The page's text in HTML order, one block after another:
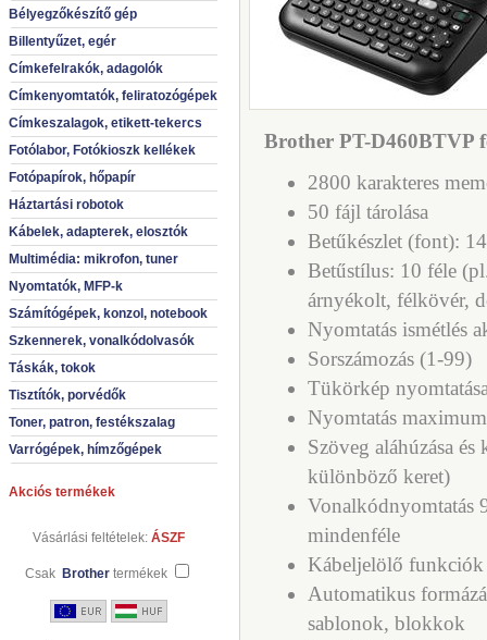
Bélyegzőkészítő gép
Billentyűzet, egér
Címkefelrakók, adagolók
Címkenyomtatók, feliratozógépek
Címkeszalagok, etikett-tekercs
Fotólabor, Fotókioszk kellékek
Fotópapírok, hőpapír
Háztartási robotok
Kábelek, adapterek, elosztók
Multimédia: mikrofon, tuner
Nyomtatók, MFP-k
Számítógépek, konzol, notebook
Szkennerek, vonalkódolvasók
Táskák, tokok
Tisztítók, porvédők
Toner, patron, festékszalag
Varrógépek, hímzőgépek
Akciós termékek
Vásárlási feltételek: ÁSZF
Csak Brother termékek
Brother PT-D460BTVP
2800 karakteres
50 fájl tárolása
Betűkészlet (font):
Betűstílus: 10 féle
árnyékolt, félkövér,
Nyomtatás ismétlés
Sorszámozás (1-99)
Tükörkép
Nyomtatás
Szöveg aláhúzása és
különböző keret)
Vonalkódnyomtatás
mindenféle
Kábeljelölő funkciók
Automatikus
sablonok, blokkok